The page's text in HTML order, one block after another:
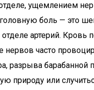
ущемлением
боль — это
артерий. Кровь
часто
разрыва
природу или